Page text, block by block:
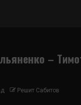
–
Решит Сабитов